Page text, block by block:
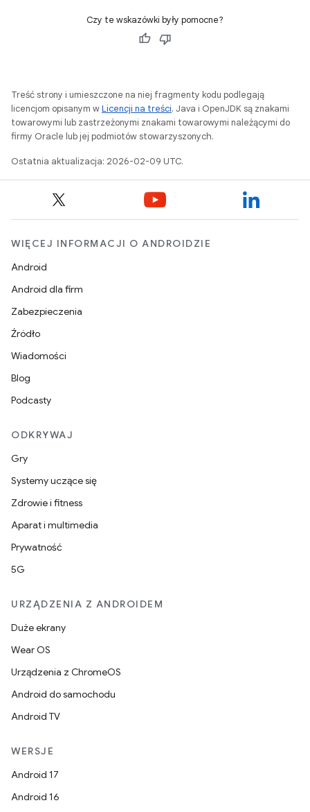
Czy te wskazówki były pomocne?
Treść strony i umieszczone na niej fragmenty kodu podlegają
licencjom opisanym wLicencji na treści. Java i OpenJDK są znakami
towarowymi lub zastrzeżonymi znakami towarowymi należącymi do
firmy Oracle lub jej podmiotów stowarzyszonych.
Ostatnia aktualizacja: 2026-02-09 UTC.
WIĘCEJ INFORMACJI O ANDROIDZIE
Android
Android dla firm
Zabezpieczenia
Źródło
Wiadomości
Blog
Podcasty
ODKRYWAJ
Gry
Systemy uczące się
Zdrowie i fitness
Aparat i multimedia
Prywatność
5G
URZĄDZENIA Z ANDROIDEM
Duże ekrany
Wear OS
Urządzenia z ChromeOS
Android do samochodu
Android TV
WERSJE
Android 17
Android 16